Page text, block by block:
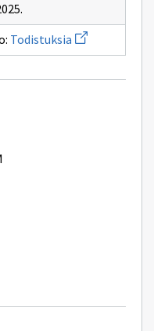
Todistuksia Avaa
uuden
ikkunan